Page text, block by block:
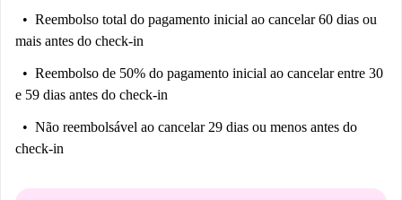
Reembolso total do pagamento inicial ao cancelar 60 dias ou
mais antes do check-in
Reembolso de 50% do pagamento inicial ao cancelar entre 30
e 59 dias antes do check-in
Não reembolsável ao cancelar 29 dias ou menos antes do
check-in